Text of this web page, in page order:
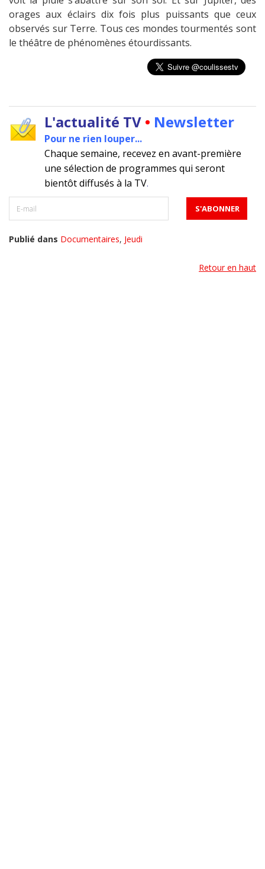
orages aux éclairs dix fois plus puissants que ceux
observés sur Terre. Tous ces mondes tourmentés sont
le théâtre de phénomènes étourdissants.
L'actualité TV • Newsletter
Pour ne rien louper...
Chaque semaine, recevez en avant-première
une sélection de programmes qui seront
bientôt diffusés à la TV.
Publié dans Documentaires, Jeudi
Retour en haut